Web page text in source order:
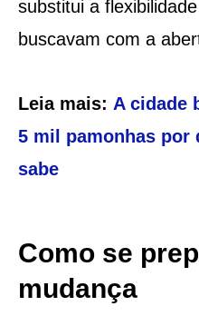
substitui a
buscavam com a
Leia mais: A cidade
5 mil pamonhas por
sabe
Como se
mudança